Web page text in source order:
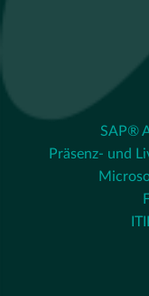
SAP®
Präsenz- und